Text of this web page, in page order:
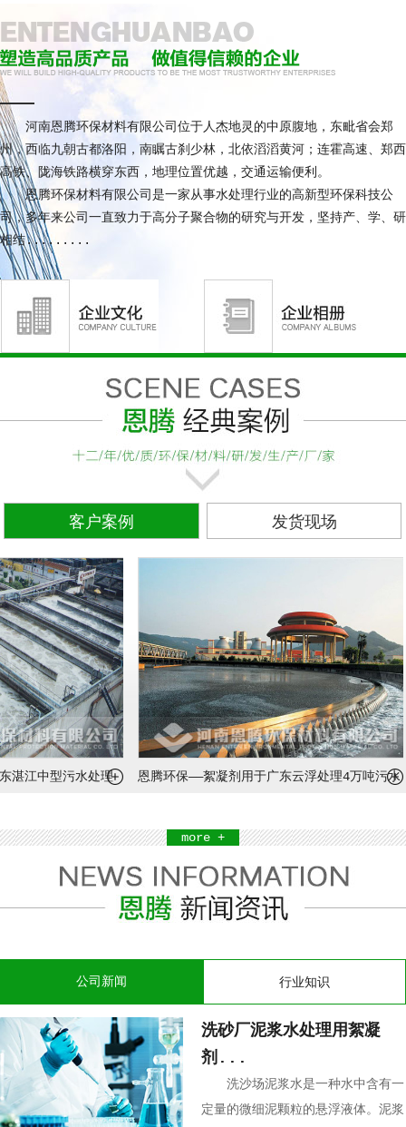
德州洗沙行业用聚丙烯酰胺
河南恩腾环保材料有限公司位于人杰地灵的中原腹地，东毗省会郑
州，西临九朝古都洛阳，南瞩古刹少林，北依滔滔黄河；连霍高速、郑西
高铁、陇海铁路横穿东西，地理位置优越，交通运输便利。
恩腾环保材料有限公司是一家从事水处理行业的高新型环保科技公
司，多年来公司一直致力于高分子聚合物的研究与开发，坚持产、学、研
相结.........
客户案例 发货现场
江中型污水处理 恩腾环保——絮凝剂用于广东云浮处理4万吨污水
more +
公司新闻 行业知识
洗砂厂泥浆水处理用絮凝
剂...
洗沙场泥浆水是一种水中含有一
定量的微细泥颗粒的悬浮液体。泥浆